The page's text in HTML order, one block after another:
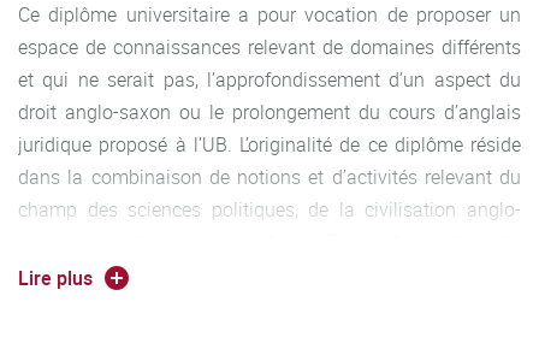
Ce diplôme universitaire a pour vocation de proposer un
espace de connaissances relevant de domaines différents
et qui ne serait pas, l’approfondissement d’un aspect du
droit anglo-saxon ou le prolongement du cours d’anglais
juridique proposé à l’UB. L’originalité de ce diplôme réside
dans la combinaison de notions et d’activités relevant du
champ des sciences politiques, de la civilisation anglo-
approche, les participants pourront acquérir de nouvelles
Lire plus